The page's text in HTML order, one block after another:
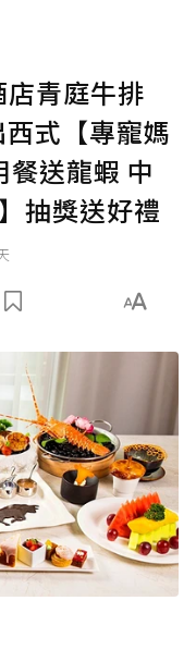
青庭牛排
式【專寵媽
送龍蝦 中
抽獎送好禮